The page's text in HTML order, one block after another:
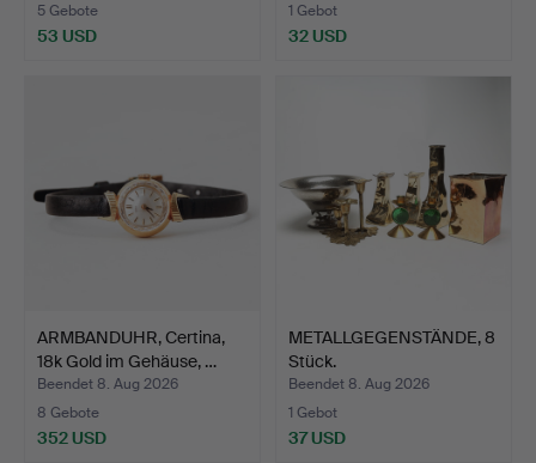
5 Gebote
53 USD
1 Gebot
32 USD
ARMBANDUHR, Certina,
18k Gold im Gehäuse, …
Beendet 8. Aug 2026
8 Gebote
352 USD
METALLGEGENSTÄNDE, 8
Stück.
Beendet 8. Aug 2026
1 Gebot
37 USD